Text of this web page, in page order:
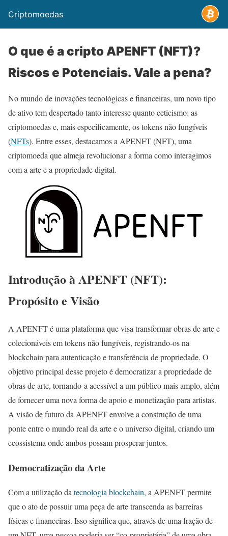
Criptomoedas
O que é a cripto APENFT (NFT)?
Riscos e Potenciais. Vale a pena?
No mundo de inovações tecnológicas e financeiras, um novo tipo
de ativo tem despertado tanto interesse quanto ceticismo: as
criptomoedas e, mais especificamente, os tokens não fungíveis
(NFTs). Entre esses, destacamos a APENFT (NFT), uma
criptomoeda que almeja revolucionar a forma como interagimos
com a arte e a propriedade digital.
Introdução à APENFT (NFT):
Propósito e Visão
A APENFT é uma plataforma que visa transformar obras de arte e
colecionáveis em tokens não fungíveis, registrando-os na
blockchain para autenticação e transferência de propriedade. O
objetivo principal desse projeto é democratizar a propriedade de
obras de arte, tornando-a acessível a um público mais amplo, além
de fornecer uma nova forma de apoio e monetização para artistas.
A visão de futuro da APENFT envolve a construção de uma
ponte entre o mundo real da arte e o universo digital, criando um
ecossistema onde ambos possam prosperar juntos.
Democratização da Arte
Com a utilização datecnologia blockchain, a APENFT permite
que o ato de possuir uma peça de arte transcenda as barreiras
físicas e financeiras. Isso significa que, através de uma fração de